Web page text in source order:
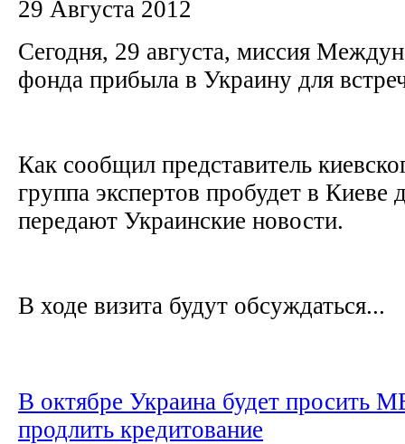
29 Августа 2012
Сегодня, 29 августа, миссия
фонда прибыла в Украину для
Как сообщил представитель
группа экспертов пробудет в Киеве
передают Украинские новости.
В ходе визита будут обсуждаться...
В октябре Украина будет просить
продлить кредитование